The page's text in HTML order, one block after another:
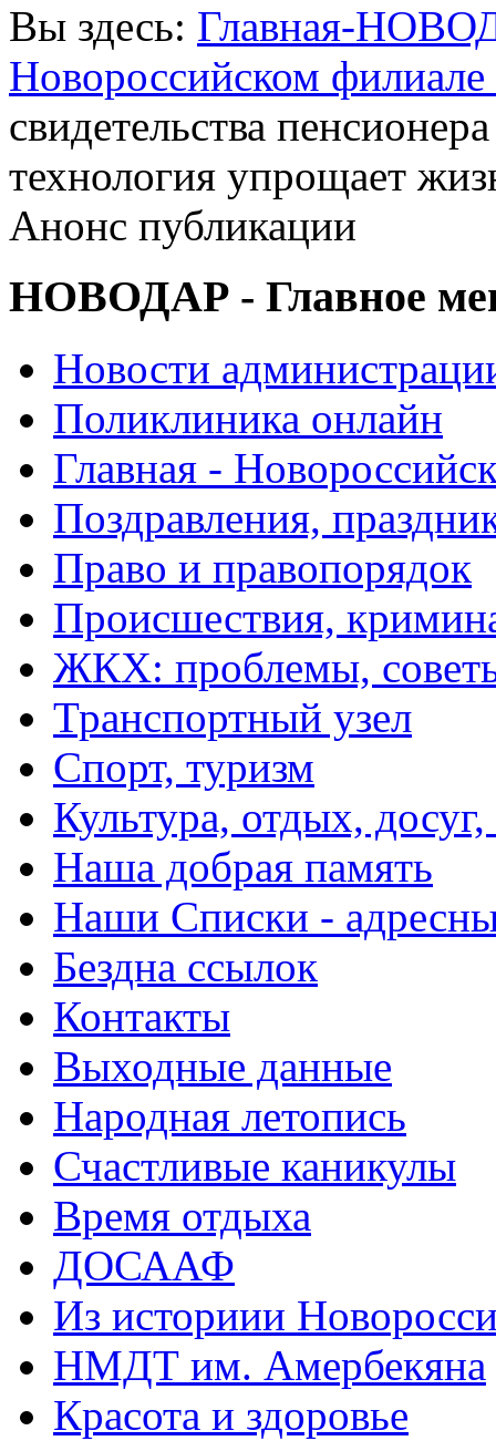
Вы здесь: Главная-
Новороссийском
свидетельства
технология упрощает
Анонс публикации
НОВОДАР - Главное
Новости
Поликлиника онлайн
Главная -
Поздравления,
Право и правопорядок
Происшествия,
ЖКХ: проблемы,
Транспортный узел
Спорт, туризм
Культура, отдых,
Наша добрая память
Наши Списки -
Бездна ссылок
Контакты
Выходные данные
Народная летопись
Счастливые каникулы
Время отдыха
ДОСААФ
Из историии
НМДТ им. Амербекяна
Красота и здоровье